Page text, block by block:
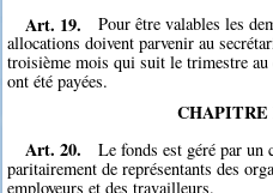
Art. 19.
Pour être valables les
allocations doivent parvenir au
troisième mois qui suit le trimestre
ont été payées.
CHAPITRE
Art. 20.
Le fonds est géré par un
paritairement de représentants des
employeurs et des travailleurs.